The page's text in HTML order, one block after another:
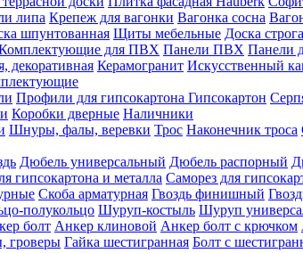
липа Крепеж для вагонки Вагонка сосна
шпунтованная Щиты мебельные Доска
для ПВХ Панели ПВХ Панели
декоративная Керамогранит Искусственный
Профили для гипсокартона Гипсокартон
Коробки дверные Наличники
Шнуры, фалы, веревки Трос Наконечник троса
Дюбель универсальный Дюбель распорный
гипсокартона и металла Саморез для
Скоба арматурная Гвоздь финишный
полукольцо Шуруп-костыль Шуруп
болт Анкер клиновой Анкер болт с крючком
гроверы Гайка шестигранная Болт c